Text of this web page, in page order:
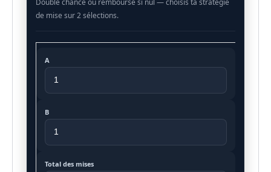
A
B
Total des mises